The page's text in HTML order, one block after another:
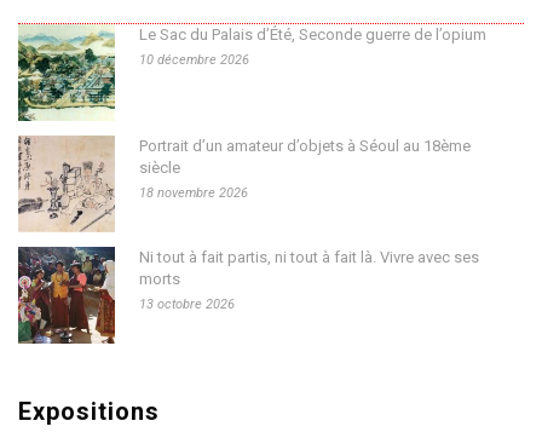
Le Sac du Palais d’Été, Seconde guerre de l’opium
10 décembre 2026
Portrait d’un amateur d’objets à Séoul au 18ème
siècle
18 novembre 2026
Ni tout à fait partis, ni tout à fait là. Vivre avec ses
morts
13 octobre 2026
Expositions